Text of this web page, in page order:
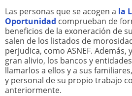
Las personas que se acogen a la
Oportunidad comprueban de
beneficios de la exoneración de
salen de los listados de
perjudica, como ASNEF. Además,
gran alivio, los bancos y
llamarlos a ellos y a sus
y personal de su propio trabajo
anteriormente.